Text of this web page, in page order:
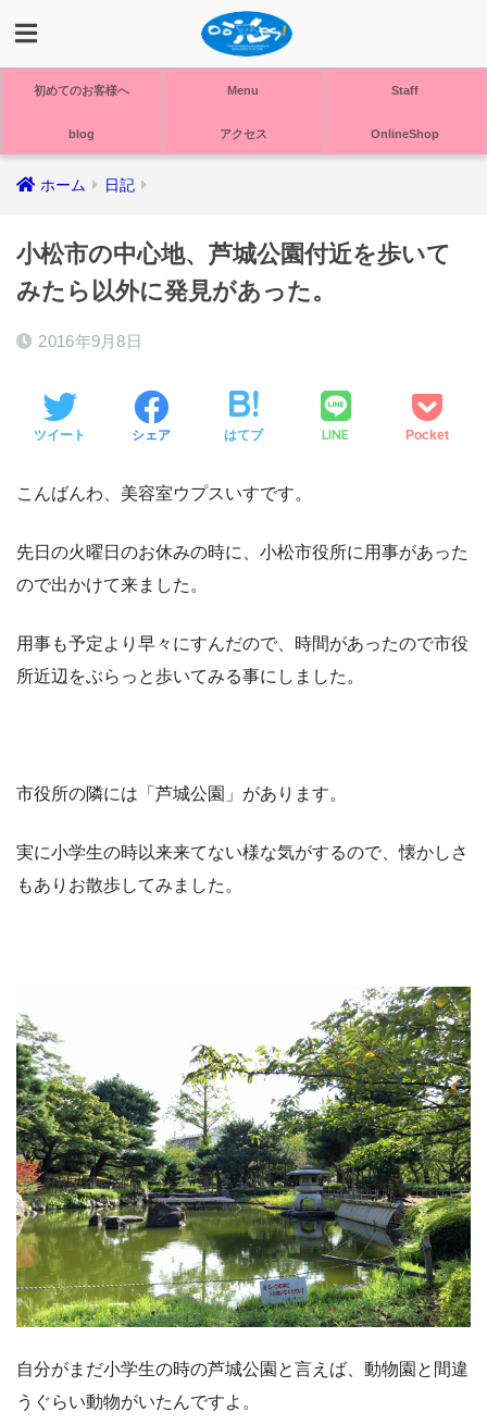
初めてのお客様へ Menu Staff
blog アクセス OnlineShop
ホーム 日記
小松市の中心地、芦城公園付近を歩いて
みたら以外に発見があった。
2016年9月8日
ツイート シェア はてブ LINE Pocket
こんばんわ、美容室ウプスいすです。
先日の火曜日のお休みの時に、小松市役所に用事があった
ので出かけて来ました。
用事も予定より早々にすんだので、時間があったので市役
所近辺をぶらっと歩いてみる事にしました。
市役所の隣には「芦城公園」があります。
実に小学生の時以来来てない様な気がするので、懐かしさ
もありお散歩してみました。
自分がまだ小学生の時の芦城公園と言えば、動物園と間違
うぐらい動物がいたんですよ。